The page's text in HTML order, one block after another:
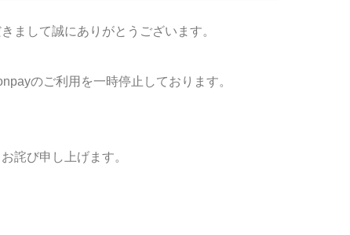
まして誠にありがとうございます。
のご利用を一時停止しております。
詫び申し上げます。